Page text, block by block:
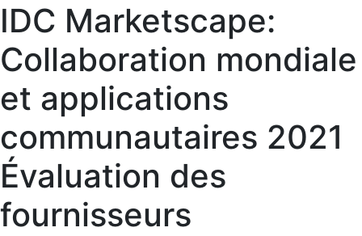
IDC Marketscape:
Collaboration mondiale
et applications
communautaires 2021
Évaluation des
fournisseurs